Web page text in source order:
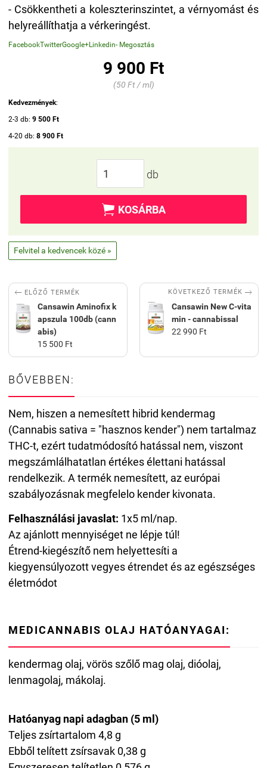
- Csökkentheti a koleszterinszintet, a vérnyomást és
helyreállíthatja a vérkeringést.
FacebookTwitterGoogle+Linkedin- Megosztás
9 900 Ft
(50 Ft / ml)
Kedvezmények:
2-3 db: 9 500 Ft
4-20 db: 8 900 Ft
db
 KOSÁRBA
Felvitel a kedvencek közé »
 ELŐZŐ TERMÉK
Cansawin Aminofix k
apszula 100db (cann
abis)
15 500 Ft
KÖVETKEZŐ TERMÉK 
Cansawin New C-vita
min - cannabissal
22 990 Ft
BŐVEBBEN:
Nem, hiszen a nemesített hibrid kendermag
(Cannabis sativa = "hasznos kender") nem tartalmaz
THC-t, ezért tudatmódosító hatással nem, viszont
megszámlálhatatlan értékes élettani hatással
rendelkezik. A termék nemesített, az európai
szabályozásnak megfelelo kender kivonata.
Felhasználási javaslat: 1x5 ml/nap.
Az ajánlott mennyiséget ne lépje túl!
Étrend-kiegészítő nem helyettesíti a
kiegyensúlyozott vegyes étrendet és az egészséges
életmódot
MEDICANNABIS OLAJ HATÓANYAGAI:
kendermag olaj, vörös szőlő mag olaj, dióolaj,
lenmagolaj, mákolaj.
Hatóanyag napi adagban (5 ml)
Teljes zsírtartalom 4,8 g
Ebből telített zsírsavak 0,38 g